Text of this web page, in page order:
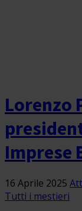
Lorenzo
Imprese
16 Aprile 2025
Tutti i mestieri